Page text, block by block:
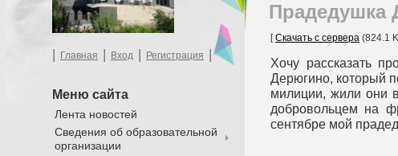
| Главная | Вход | Регистрация |
Меню сайта
Лента новостей
Сведения об образовательной
организации
Прадедушка
[Скачать с сервера (824.1
Хочу рассказать
Дерюгино, который
милиции, жили они
добровольцем на
сентябре мой